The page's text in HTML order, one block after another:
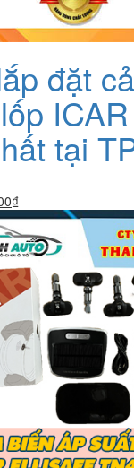
đặt
tại
₫Giá
hiện
tại
là:
2.200.000₫.